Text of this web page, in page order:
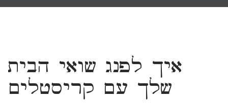
איך לפנג שואי הבית
שלך עם קריסטלים